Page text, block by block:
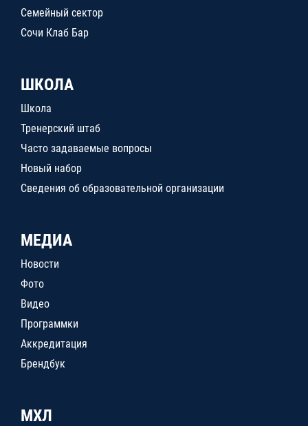
Семейный сектор
Сочи Клаб Бар
ШКОЛА
Школа
Тренерский штаб
Часто задаваемые вопросы
Новый набор
Сведения об образовательной организации
МЕДИА
Новости
Фото
Видео
Программки
Аккредитация
Брендбук
МХЛ